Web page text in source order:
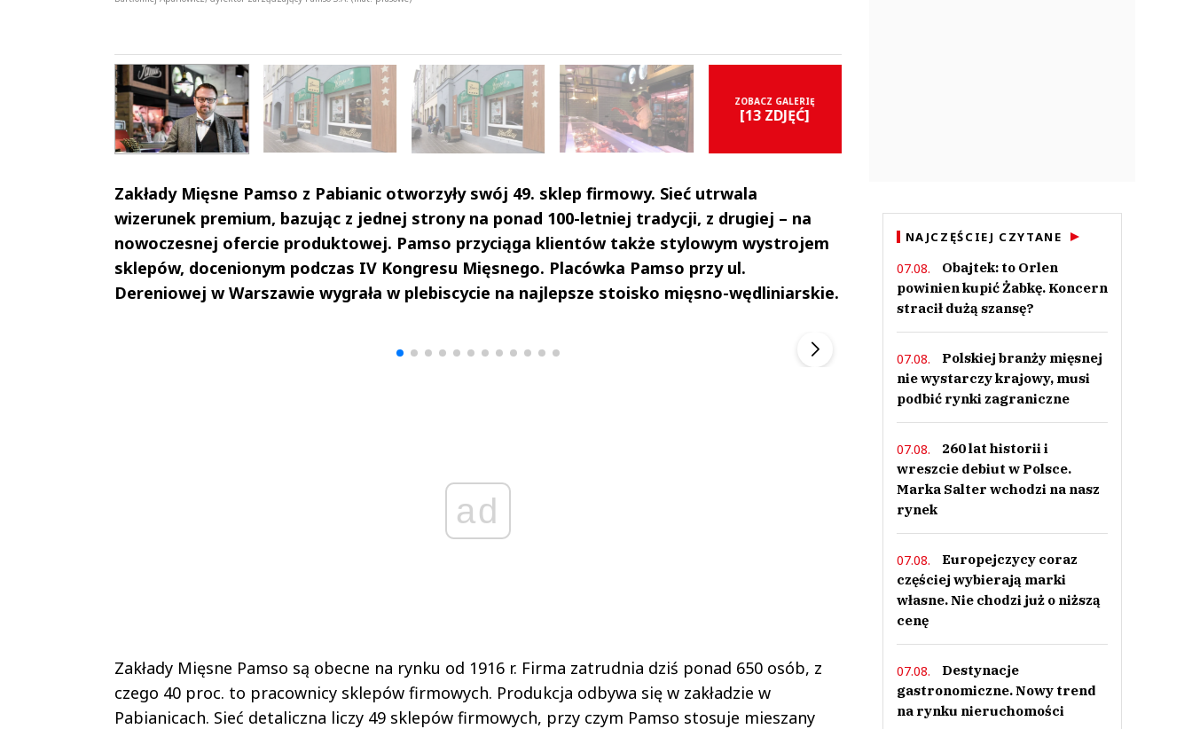
ZOBACZ GALERIĘ
[13 ZDJĘĆ]
Zakłady Mięsne Pamso z Pabianic otworzyły swój 49. sklep firmowy. Sieć utrwala
wizerunek premium, bazując z jednej strony na ponad 100-letniej tradycji, z drugiej – na
nowoczesnej ofercie produktowej. Pamso przyciąga klientów także stylowym wystrojem
sklepów, docenionym podczas IV Kongresu Mięsnego. Placówka Pamso przy ul.
Dereniowej w Warszawie wygrała w plebiscycie na najlepsze stoisko mięsno-wędliniarskie.
ad
Zakłady Mięsne Pamso są obecne na rynku od 1916 r. Firma zatrudnia dziś ponad 650 osób, z
czego 40 proc. to pracownicy sklepów firmowych. Produkcja odbywa się w zakładzie w
Pabianicach. Sieć detaliczna liczy 49 sklepów firmowych, przy czym Pamso stosuje mieszany
Andrzej i Marta
Marta i Andrzej
FineDiningWeek
▶
Szefem być Sezon 2
NAJCZĘŚCIEJ CZYTANE
07.08.
Obajtek: to Orlen
powinien kupić Żabkę. Koncern
stracił dużą szansę?
07.08.
Polskiej branży mięsnej
nie wystarczy krajowy, musi
podbić rynki zagraniczne
07.08.
260 lat historii i
wreszcie debiut w Polsce.
Marka Salter wchodzi na nasz
rynek
07.08.
Europejczycy coraz
częściej wybierają marki
własne. Nie chodzi już o niższą
cenę
07.08.
Destynacje
gastronomiczne. Nowy trend
na rynku nieruchomości